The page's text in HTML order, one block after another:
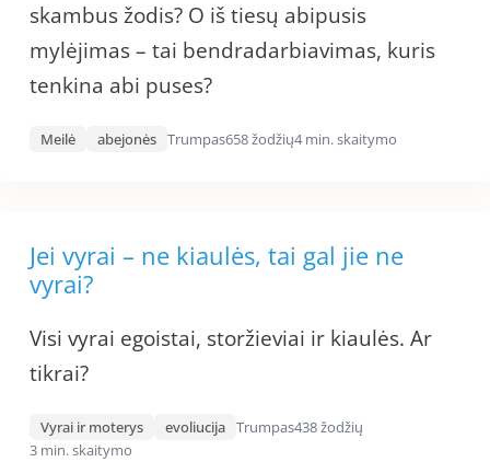
skambus žodis? O iš tiesų abipusis
mylėjimas – tai bendradarbiavimas, kuris
tenkina abi puses?
Meilė abejonės Trumpas658 žodžių4 min. skaitymo
Jei vyrai – ne kiaulės, tai gal jie ne
vyrai?
Visi vyrai egoistai, storžieviai ir kiaulės. Ar
tikrai?
Vyrai ir moterys evoliucija Trumpas438 žodžių
3 min. skaitymo